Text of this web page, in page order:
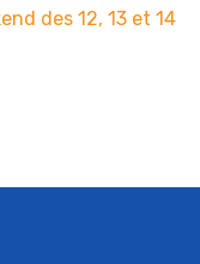
des 12, 13 et 14